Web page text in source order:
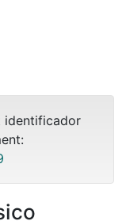
identificador